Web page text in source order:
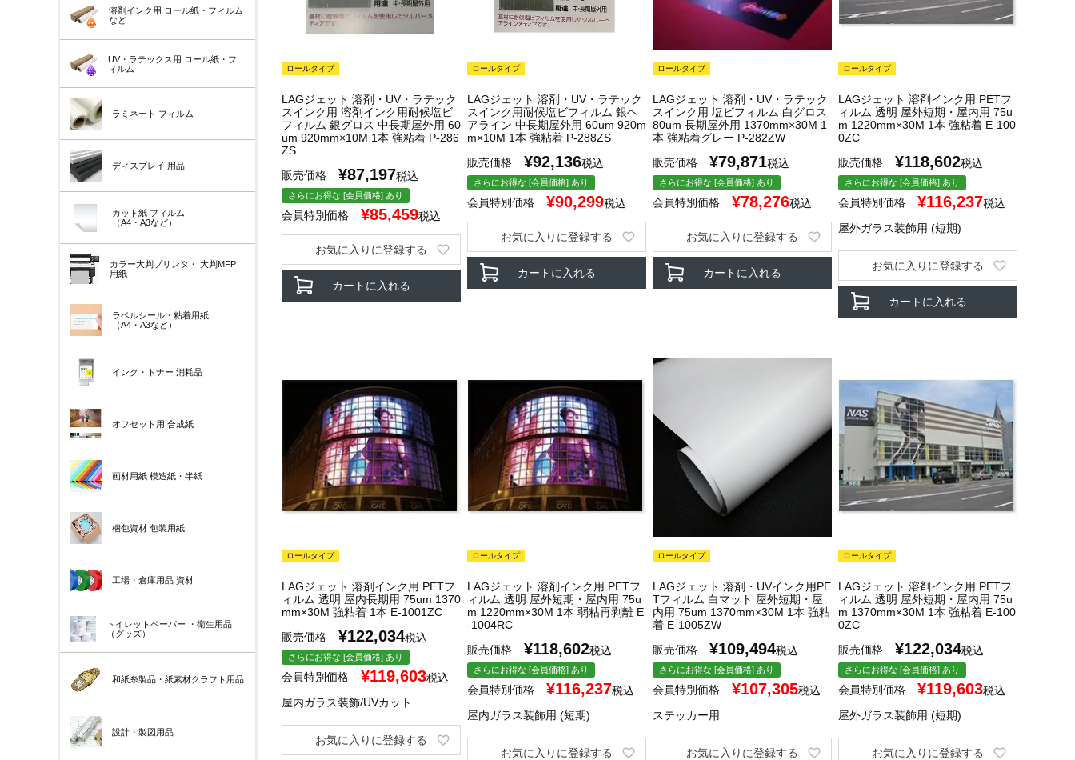
溶剤インク用 ロール紙・フィルム
など
UV・ラテックス用 ロール紙・フ
ィルム
ラミネート フィルム
ディスプレイ 用品
カット紙 フィルム
（A4・A3など）
カラー大判プリンタ・ 大判MFP
用紙
ラベルシール・粘着用紙
（A4・A3など）
インク・トナー 消耗品
オフセット用 合成紙
画材用紙 模造紙・半紙
梱包資材 包装用紙
工場・倉庫用品 資材
トイレットペーパー ・衛生用品
（グッズ）
和紙糸製品・紙素材クラフト用品
設計・製図用品
ロールタイプ
LAGジェット 溶剤・UV・ラテック
スインク用 溶剤インク用耐候塩ビ
フィルム 銀グロス 中長期屋外用 60
um 920mm×10M 1本 強粘着 P-286
ZS
販売価格
¥87,197税込
さらにお得な [会員価格] あり
会員特別価格 ¥85,459税込
カートに入れる
お気に入りに登録する
ロールタイプ
LAGジェット 溶剤・UV・ラテック
スインク用耐候塩ビフィルム 銀ヘ
アライン 中長期屋外用 60um 920m
m×10M 1本 強粘着 P-288ZS
販売価格
¥92,136税込
さらにお得な [会員価格] あり
会員特別価格 ¥90,299税込
カートに入れる
お気に入りに登録する
ロールタイプ
LAGジェット 溶剤・UV・ラテック
スインク用 塩ビフィルム 白グロス
80um 長期屋外用 1370mm×30M 1
本 強粘着グレー P-282ZW
販売価格
¥79,871税込
さらにお得な [会員価格] あり
会員特別価格 ¥78,276税込
カートに入れる
お気に入りに登録する
ロールタイプ
LAGジェット 溶剤インク用 PETフ
ィルム 透明 屋外短期・屋内用 75u
m 1220mm×30M 1本 強粘着 E-100
0ZC
販売価格
¥118,602税込
さらにお得な [会員価格] あり
会員特別価格 ¥116,237税込
屋外ガラス装飾用 (短期)
カートに入れる
お気に入りに登録する
ロールタイプ
LAGジェット 溶剤インク用 PETフ
ィルム 透明 屋内長期用 75um 1370
mm×30M 強粘着 1本 E-1001ZC
販売価格
¥122,034税込
さらにお得な [会員価格] あり
会員特別価格 ¥119,603税込
屋内ガラス装飾/UVカット
お気に入りに登録する
ロールタイプ
LAGジェット 溶剤インク用 PETフ
ィルム 透明 屋外短期・屋内用 75u
m 1220mm×30M 1本 弱粘再剥離 E
-1004RC
販売価格
¥118,602税込
さらにお得な [会員価格] あり
会員特別価格 ¥116,237税込
屋内ガラス装飾用 (短期)
お気に入りに登録する
ロールタイプ
LAGジェット 溶剤・UVインク用PE
Tフィルム 白マット 屋外短期・屋
内用 75um 1370mm×30M 1本 強粘
着 E-1005ZW
販売価格
¥109,494税込
さらにお得な [会員価格] あり
会員特別価格 ¥107,305税込
ステッカー用
お気に入りに登録する
ロールタイプ
LAGジェット 溶剤インク用 PETフ
ィルム 透明 屋外短期・屋内用 75u
m 1370mm×30M 1本 強粘着 E-100
0ZC
販売価格
¥122,034税込
さらにお得な [会員価格] あり
会員特別価格 ¥119,603税込
屋外ガラス装飾用 (短期)
お気に入りに登録する